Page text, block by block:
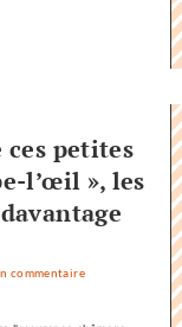
ces petites
l’œil », les
commentaireon
accapare